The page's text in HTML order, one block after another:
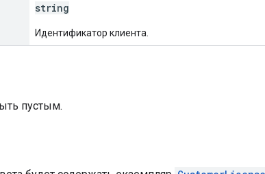
string
Идентификатор клиента.
пустым.